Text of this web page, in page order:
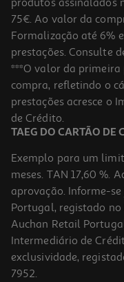
Auriculares Tws In Ear
24.99 €/un
24,99 €
75€. Ao valor da
Formalização até 6%
prestações. Consulte
***O valor da primeira
compra, refletindo o
prestações acresce o
de Crédito.
TAEG DO CARTÃO DE
Exemplo para um
meses. TAN 17,60 %.
aprovação. Informe-
Portugal, registado no
Auchan Retail
Intermediário de
exclusividade,
7952.